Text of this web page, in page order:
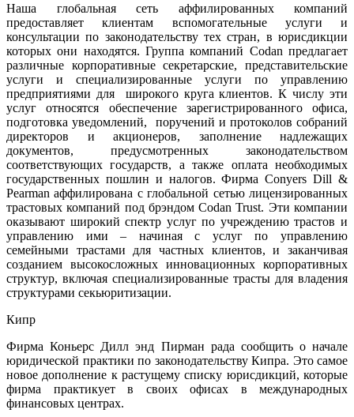
Наша глобальная сеть аффилированных компаний
предоставляет клиентам вспомогательные услуги и
консультации по законодательству тех стран, в юрисдикции
которых они находятся. Группа компаний Codan предлагает
различные корпоративные секретарские, представительские
услуги и специализированные услуги по управлению
предприятиями для широкого круга клиентов. К числу эти
услуг относятся обеспечение зарегистрированного офиса,
подготовка уведомлений, поручений и протоколов собраний
директоров и акционеров, заполнение надлежащих
документов, предусмотренных законодательством
соответствующих государств, а также оплата необходимых
государственных пошлин и налогов. Фирма Conyers Dill &
Pearman аффилирована с глобальной сетью лицензированных
трастовых компаний под брэндом Codan Trust. Эти компании
оказывают широкий спектр услуг по учреждению трастов и
управлению ими – начиная с услуг по управлению
семейными трастами для частных клиентов, и заканчивая
созданием высокосложных инновационных корпоративных
структур, включая специализированные трасты для владения
структурами секьюритизации.
Кипр
Фирма Коньерс Дилл энд Пирман рада сообщить о начале
юридической практики по законодательству Кипра. Это самое
новое дополнение к растущему списку юрисдикций, которые
фирма практикует в своих офисах в международных
финансовых центрах.